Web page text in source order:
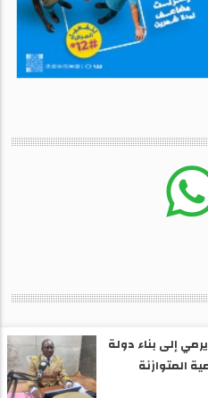
إلى بناء دولة
المتوازنة